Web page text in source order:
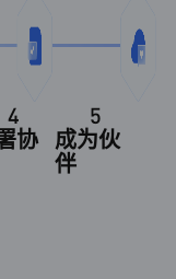
4
协
5
成为伙
伴